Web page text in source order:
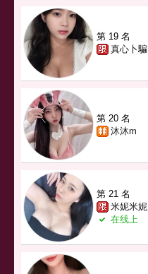
第 19 名
真心卜騙
第 20 名
沐沐m
第 21 名
米妮米妮
在线上